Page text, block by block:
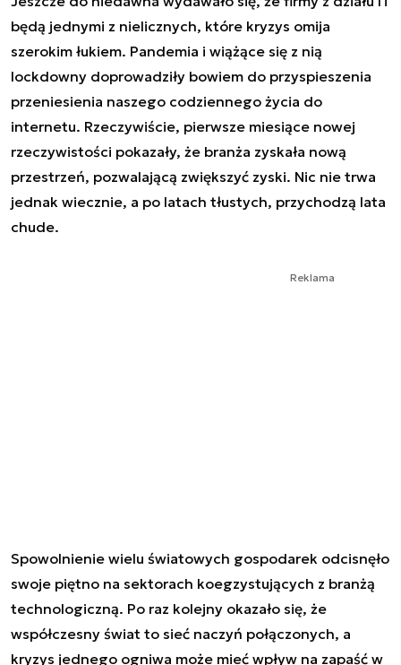
będą jednymi z nielicznych, które kryzys omija
szerokim łukiem. Pandemia i wiążące się z nią
lockdowny doprowadziły bowiem do przyspieszenia
przeniesienia naszego codziennego życia do
internetu. Rzeczywiście, pierwsze miesiące nowej
rzeczywistości pokazały, że branża zyskała nową
przestrzeń, pozwalającą zwiększyć zyski. Nic nie trwa
jednak wiecznie, a po latach tłustych, przychodzą lata
chude.
Reklama
Spowolnienie wielu światowych gospodarek odcisnęło
swoje piętno na sektorach koegzystujących z branżą
technologiczną. Po raz kolejny okazało się, że
współczesny świat to sieć naczyń połączonych, a
kryzys jednego ogniwa może mieć wpływ na zapaść w